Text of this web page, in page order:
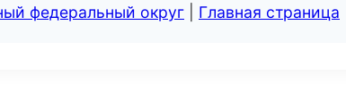
федеральный округ Главная страница